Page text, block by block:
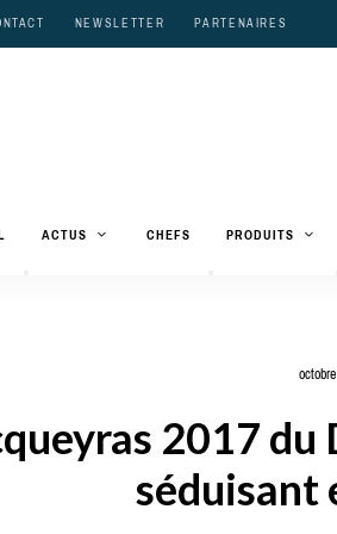
NEWSLETTER PARTENAIRES
ACTUS CHEFS PRODUITS
2017 du
séduisant